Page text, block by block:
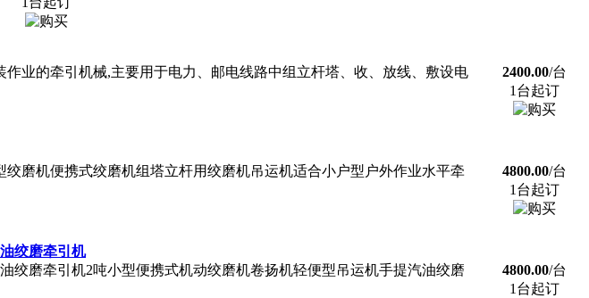
业的牵引机械,主要用于电力、邮电线路中组立杆塔、收、放线、敷设电
2400.00/台
1台起订
磨机便携式绞磨机组塔立杆用绞磨机吊运机适合小户型户外作业水平牵
4800.00/台
1台起订
绞磨牵引机
绞磨牵引机2吨小型便携式机动绞磨机卷扬机轻便型吊运机手提汽油绞磨
4800.00/台
1台起订